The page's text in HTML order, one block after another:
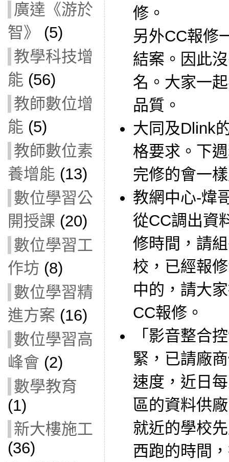
廣達《游於
智》
(5)
教學科技增
能 (56)
教師數位增
能 (5)
教師數位素
養增能 (13)
數位學習公
開授課 (20)
數位學習工
作坊 (8)
數位學習精
進方案 (16)
數位學習高
峰會 (2)
數學教育
(1)
新大樓施工
(36)
修。
另外CC報修
結案。因此
名。大家一
品質。
大同及Dlink
格要求。下
完修的會一
教網中心-煒
從CC調出資
修時間，請
校，已經報
中的，請大
CC報修。
「影音整合
緊，已請廠
速度，近日
區的資料供
就近的學校
西跑的時間